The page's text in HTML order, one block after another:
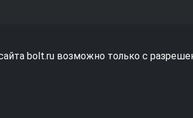
bolt.ru возможно только с